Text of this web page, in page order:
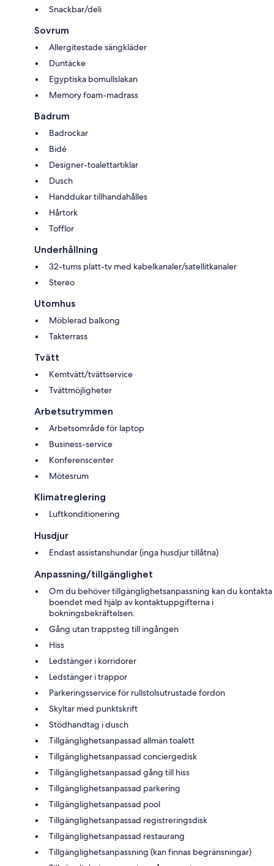
Snackbar/deli
Sovrum
Allergitestade sängkläder
Duntäcke
Egyptiska bomullslakan
Memory foam-madrass
Badrum
Badrockar
Bidé
Designer-toalettartiklar
Dusch
Handdukar tillhandahålles
Hårtork
Tofflor
Underhållning
32-tums platt-tv med kabelkanaler/satellitkanaler
Stereo
Utomhus
Möblerad balkong
Takterrass
Tvätt
Kemtvätt/tvättservice
Tvättmöjligheter
Arbetsutrymmen
Arbetsområde för laptop
Business-service
Konferenscenter
Mötesrum
Klimatreglering
Luftkonditionering
Husdjur
Endast assistanshundar (inga husdjur tillåtna)
Anpassning/tillgänglighet
Om du behöver tillgänglighetsanpassning kan du kontakta
boendet med hjälp av kontaktuppgifterna i
bokningsbekräftelsen.
Gång utan trappsteg till ingången
Hiss
Ledstänger i korridorer
Ledstänger i trappor
Parkeringsservice för rullstolsutrustade fordon
Skyltar med punktskrift
Stödhandtag i dusch
Tillgänglighetsanpassad allmän toalett
Tillgänglighetsanpassad conciergedisk
Tillgänglighetsanpassad gång till hiss
Tillgänglighetsanpassad parkering
Tillgänglighetsanpassad pool
Tillgänglighetsanpassad registreringsdisk
Tillgänglighetsanpassad restaurang
Tillgänglighetsanpassning (kan finnas begränsningar)